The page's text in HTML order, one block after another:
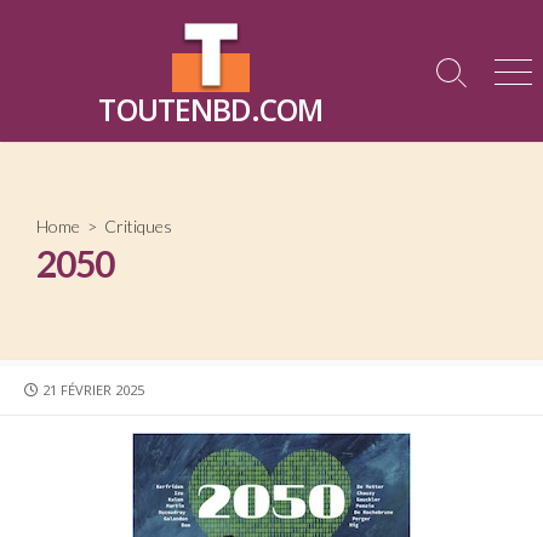
TOUTENBD.COM
Search
Home > Critiques
2050
PUBLISHED
21 FÉVRIER 2025